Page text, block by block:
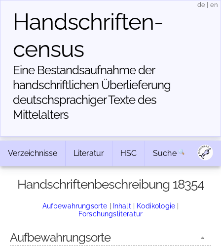
Handschriften­
census
Eine Bestandsaufnahme der
handschriftlichen Über­lieferung
deutschsprachiger Texte des
Mittelalters
de en
Verzeichnisse Literatur HSC Suche
Handschriftenbeschreibung 18354
Aufbewahrungsorte | Inhalt | Kodikologie |
Forschungsliteratur
Aufbewahrungsorte